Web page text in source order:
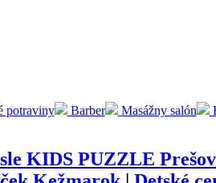
potraviny
Barber Masážny salón
KIDS PUZZLE Prešov